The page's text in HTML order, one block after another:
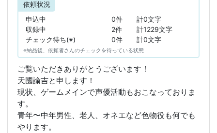
依頼状況
申込中
0件
計0文字
収録中
2件
計1229文字
チェック待ち(※)
0件 計0文字
※納品後、依頼者さんのチェックを待っている状態
ご覧いただきありがとうございます！
天國諭吉と申します！
現状、ゲームメインで声優活動もおこなっておりま
す。
青年〜中年男性、老人、オネエなど色物役も何でも
やります。